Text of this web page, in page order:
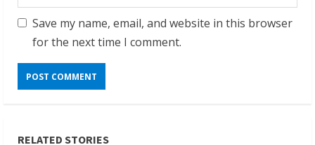
Save my name, email, and website in this browser
for the next time I comment.
RELATED STORIES